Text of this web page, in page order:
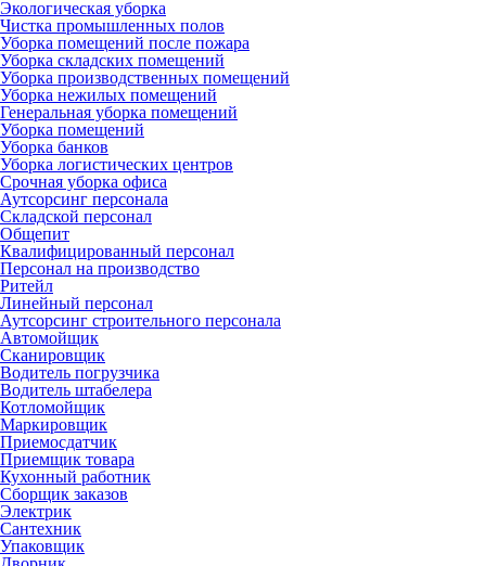
Экологическая уборка
Чистка промышленных полов
Уборка помещений после пожара
Уборка складских помещений
Уборка производственных помещений
Уборка нежилых помещений
Генеральная уборка помещений
Уборка помещений
Уборка банков
Уборка логистических центров
Срочная уборка офиса
Аутсорсинг персонала
Складской персонал
Общепит
Квалифицированный персонал
Персонал на производство
Ритейл
Линейный персонал
Аутсорсинг строительного персонала
Автомойщик
Сканировщик
Водитель погрузчика
Водитель штабелера
Котломойщик
Маркировщик
Приемосдатчик
Приемщик товара
Кухонный работник
Сборщик заказов
Электрик
Сантехник
Упаковщик